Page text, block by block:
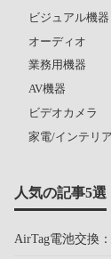
ビジュアル機器
オーディオ
業務用機器
AV機器
ビデオカメラ
家電/インテリ
人気の記事5選
AirTag電池交換